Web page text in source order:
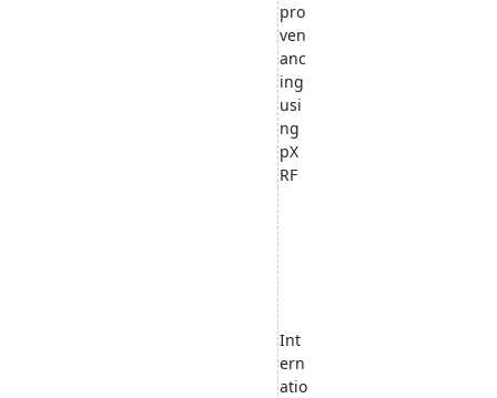
pro
ven
anc
ing
usi
ng
pX
RF
Int
ern
atio